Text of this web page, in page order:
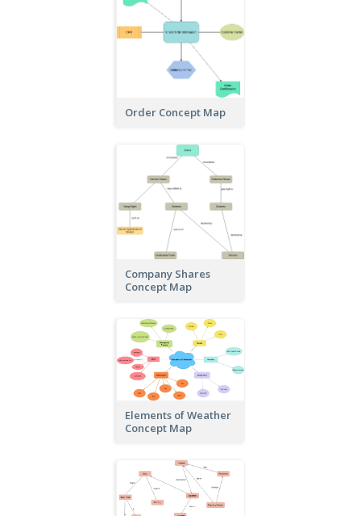
Order Concept Map
Company Shares
Concept Map
Elements of Weather
Concept Map